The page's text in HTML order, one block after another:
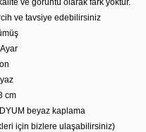
ve görüntü olarak fark yoktur.
ve tavsiye edebilirsiniz
Ayar
cm
beyaz kaplama
için bizlere ulaşabilirsiniz)